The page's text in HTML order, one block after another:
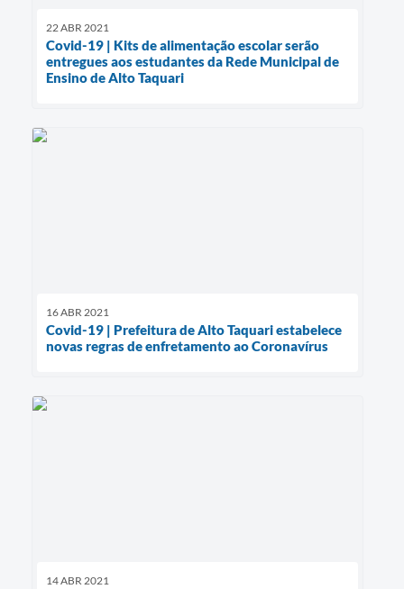
22 ABR 2021
Covid-19 | Kits de alimentação escolar serão
entregues aos estudantes da Rede Municipal de
Ensino de Alto Taquari
16 ABR 2021
Covid-19 | Prefeitura de Alto Taquari estabelece
novas regras de enfretamento ao Coronavírus
14 ABR 2021